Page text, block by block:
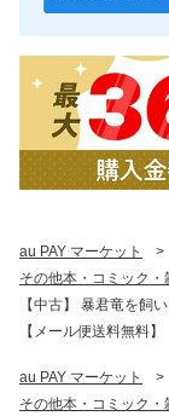
au PAY マーケット >
その他本・コミック・
【中古】 暴君竜を飼
【メール便送料無料】
au PAY マーケット >
その他本・コミック・